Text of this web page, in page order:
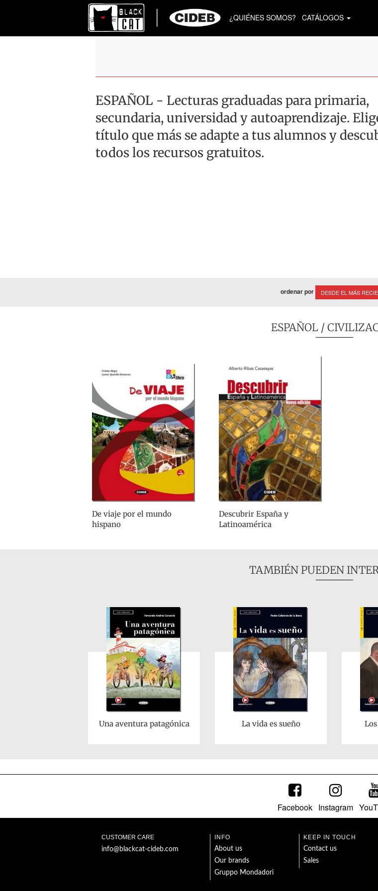
¿QUIÉNES SOMOS? CATÁLOGOS
ESPAÑOL - Lecturas graduadas para primaria,
secundaria, universidad y autoaprendizaje.
título que más se adapte a tus alumnos y
todos los recursos gratuitos.
ordenar por DESDE EL MÁS
ESPAÑOL/
De viaje por el mundo
hispano
Descubrir España y
Latinoamérica
TAMBIÉN PUEDEN
Una aventura patagónica La vida es sueño
Facebook Instagram